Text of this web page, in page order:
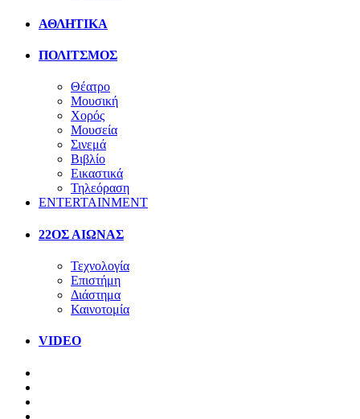
ΑΘΛΗΤΙΚΑ
ΠΟΛΙΤΣΜΟΣ
Θέατρο
Μουσική
Χορός
Μουσεία
Σινεμά
Βιβλίο
Εικαστικά
Τηλεόραση
ENTERTAINMENT
22ΟΣ ΑΙΩΝΑΣ
Τεχνολογία
Επιστήμη
Διάστημα
Καινοτομία
VIDEO